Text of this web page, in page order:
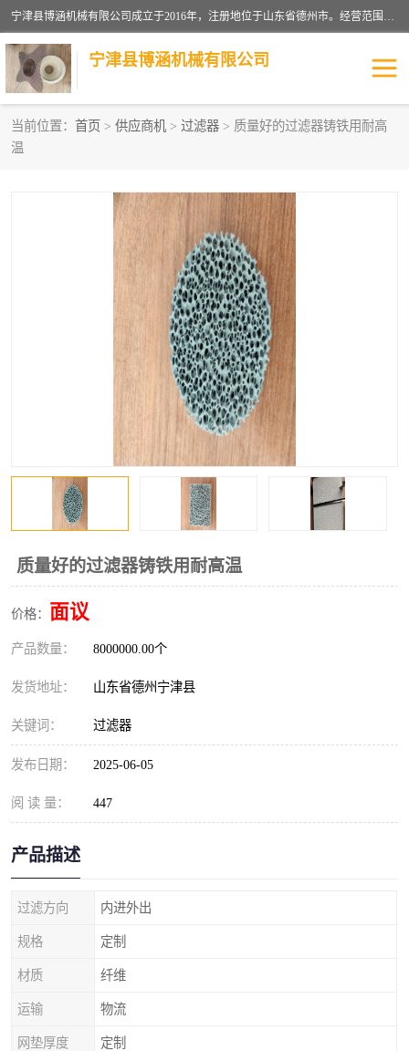
宁津县博涵机械有限公司成立于2016年，注册地位于山东省德州市。经营范围包括：机械设备研发、生产及销售，铸造用造型材料生产、销售，玻璃纤维及制品制造、销售，汽车零配件零售，机械零件、零部件加工，机械零件、零部件销售等；主要产品有：纤维过滤网,陶瓷过滤器,泡沫陶瓷过滤器,耐高温纤维过滤器,铸铁过滤器,铸铜过滤网,铸铝过滤网,铝轮毂过滤网,高效过滤网,高效陶瓷过滤网,高效纤维过滤网。
宁津县博涵机械有限公司
当前位置： 首页 > 供应商机 > 过滤器 > 质量好的过滤器铸铁用耐高
温
质量好的过滤器铸铁用耐高温
价格： 面议
产品数量： 8000000.00个
发货地址： 山东省德州宁津县
关键词： 过滤器
发布日期： 2025-06-05
阅 读 量： 447
产品描述
过滤方向 内进外出
规格 定制
材质 纤维
运输 物流
网垫厚度 定制
挡渣棉
避脏网